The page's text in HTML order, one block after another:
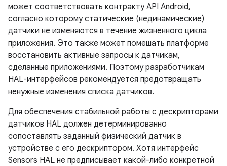
может соответствовать контракту API Android,
согласно которому статические (нединамические)
датчики не изменяются в течение жизненного цикла
приложения. Это также может помешать платформе
восстановить активные запросы к датчикам,
сделанные приложениями. Поэтому разработчикам
HAL-интерфейсов рекомендуется предотвращать
ненужные изменения списка датчиков.
Для обеспечения стабильной работы с дескрипторами
датчиков HAL должен детерминированно
сопоставлять заданный физический датчик в
устройстве с его дескриптором. Хотя интерфейс
Sensors HAL не предписывает какой-либо конкретной